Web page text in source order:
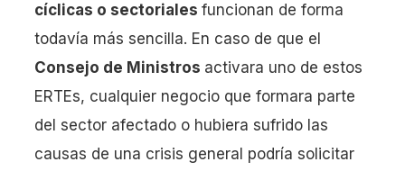
cíclicas o sectoriales funcionan de forma
todavía más sencilla. En caso de que el
Consejo de Ministros activara uno de estos
ERTEs, cualquier negocio que formara parte
del sector afectado o hubiera sufrido las
causas de una crisis general podría solicitar